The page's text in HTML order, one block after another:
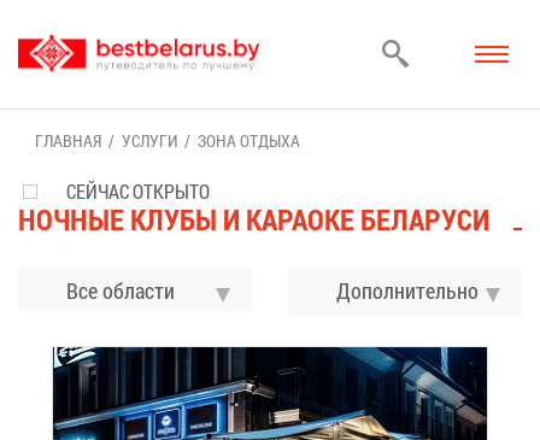
ГЛАВ­НАЯ УСЛУ­ГИ ЗО­НА ОТ­ДЫ­ХА
НОЧ­НЫЕ КЛУ­БЫ И КА­РА­ОКЕ БЕ­ЛА­РУ­СИ
Все области До­пол­ни­тель­но
СЕЙЧАС ОТКРЫТО